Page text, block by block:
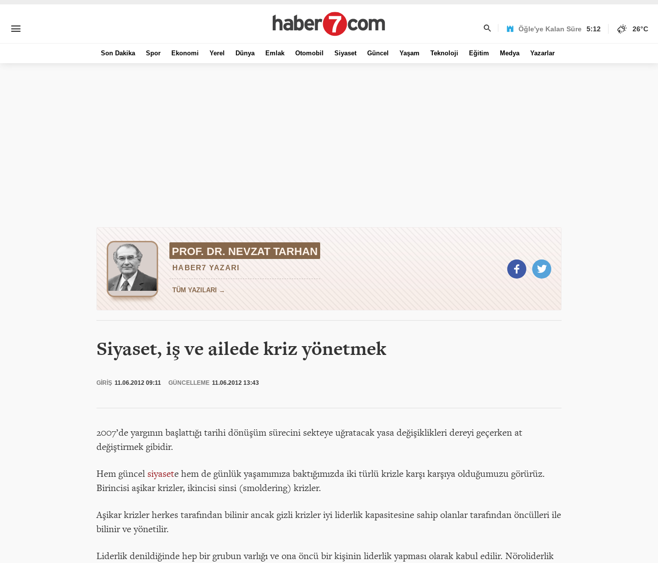
Öğle'ye Kalan Süre 5:12 26°C
Son Dakika Spor Ekonomi Yerel Dünya Emlak Otomobil Siyaset Güncel Yaşam Teknoloji Eğitim Medya Yazarlar
PROF. DR. NEVZAT TARHAN
HABER7 YAZARI
TÜM YAZILARI →
Siyaset, iş ve ailede kriz yönetmek
GİRİŞ 11.06.2012 09:11 GÜNCELLEME 11.06.2012 13:43
2007’de yargının başlattığı tarihi dönüşüm sürecini sekteye uğratacak yasa değişiklikleri dereyi geçerken at
değiştirmek gibidir.
Hem güncel siyasete hem de günlük yaşamımıza baktığımızda iki türlü krizle karşı karşıya olduğumuzu görürüz.
Birincisi aşikar krizler, ikincisi sinsi (smoldering) krizler.
Aşikar krizler herkes tarafından bilinir ancak gizli krizler iyi liderlik kapasitesine sahip olanlar tarafından öncülleri ile
bilinir ve yönetilir.
Liderlik denildiğinde hep bir grubun varlığı ve ona öncü bir kişinin liderlik yapması olarak kabul edilir. Nöroliderlik